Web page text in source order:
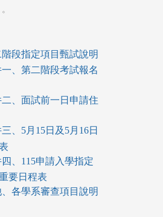
。
段指定項目甄試說明
、第二階段考試報名
、面試前一日申請住
、5月15日及5月16日
、115申請入學指定
要日程表
、各學系審查項目說明